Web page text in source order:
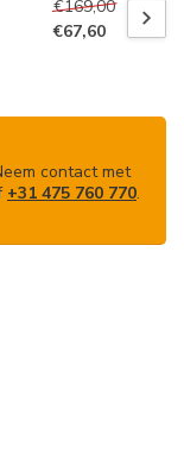
€169,00
€67,60
contact met
+31 475 760 770.